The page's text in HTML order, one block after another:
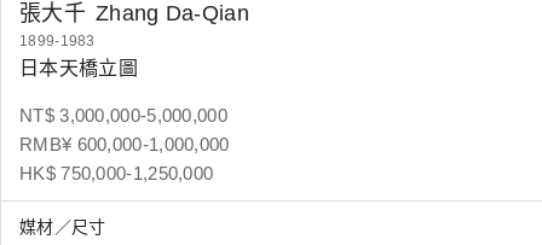
張大千 Zhang Da-Qian
1899-1983
日本天橋立圖
NT$ 3,000,000-5,000,000
RMB¥ 600,000-1,000,000
HK$ 750,000-1,250,000
媒材／尺寸